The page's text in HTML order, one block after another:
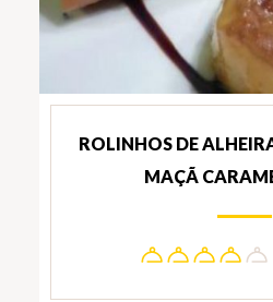
ROLINHOS DE
MAÇÃ